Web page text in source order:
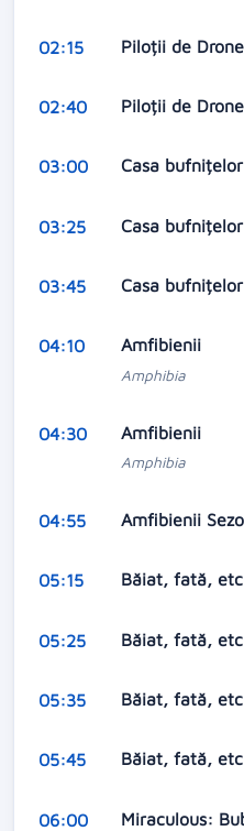
02:15 Piloții de Drone
02:40 Piloții de Drone
03:00 Casa bufnițelor
03:25 Casa bufnițelor
03:45 Casa bufnițelor
04:10 Amfibienii
Amphibia
04:30 Amfibienii
Amphibia
04:55 Amfibienii
05:15 Băiat, fată, etc
05:25 Băiat, fată, etc
05:35 Băiat, fată, etc
05:45 Băiat, fată, etc
06:00
Miraculous: